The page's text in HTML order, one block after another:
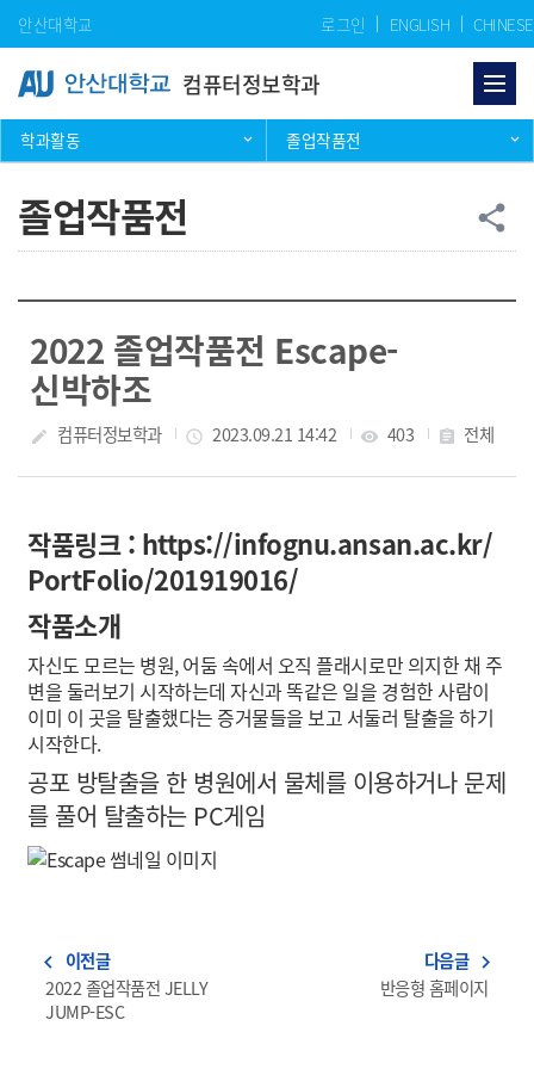
Skip Menu
안산대학교 로그인 ENGLISH CHINESE
컴퓨터정보학과
학과활동 졸업작품전
졸업작품전 공
share
2022 졸업작품전 Escape-
신박하조
작성자
create 컴퓨터정보학과 작성일
access_time 2023.09.21 14:42 조회수
visibility 403 분류
assignment 전체
작품링크 : https://infognu.ansan.ac.kr/
PortFolio/201919016/
작품소개
자신도 모르는 병원, 어둠 속에서 오직 플래시로만 의지한 채 주
변을 둘러보기 시작하는데 자신과 똑같은 일을 경험한 사람이
이미 이 곳을 탈출했다는 증거물들을 보고 서둘러 탈출을 하기
시작한다.
공포 방탈출을 한 병원에서 물체를 이용하거나 문제
를 풀어 탈출하는 PC게임
navigate_before 이전글
2022 졸업작품전 JELLY
JUMP-ESC
다음글 navigate_next
반응형 홈페이지